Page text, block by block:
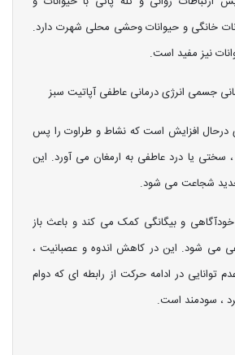
خانگی و حیوانات وحشی محلی شهرت دارد.
نیز مفید است.
جسمی انرژی درمانی عاطفی آپاتیت سبز
درحال افزایش است که نشاط و طراوت را پس
، سختی یا درد عاطفی به ارمغان می آورد. این
شجاعت می شود.
خودآگاهی و بیگانگی کمک می کند و باعث باز
می شود. این در کاهش اندوه و عصبانیت ،
توانایی در ادامه حرکت از رابطه ای که دوام
، سودمند است.